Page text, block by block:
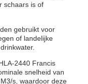
schaars is of
gebruikt voor
of landelijke
2440 Francis
snelheid van
s, waardoor deze